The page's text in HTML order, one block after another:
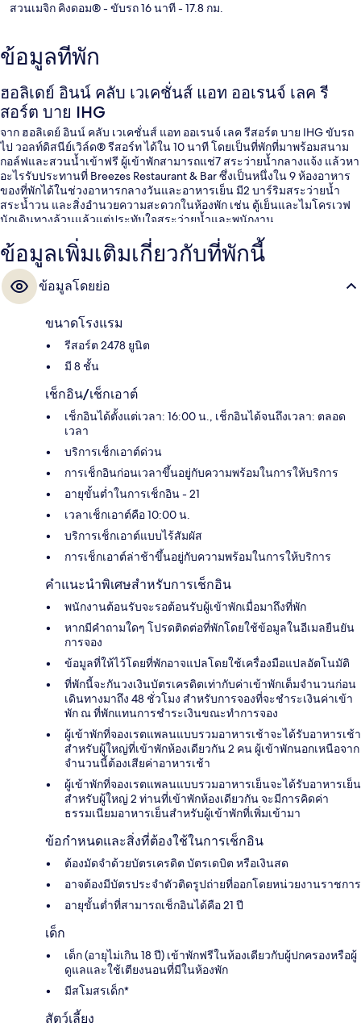
สวนเมจิก คิงดอม®- ขับรถ 16 นาที- 17.8 กม.
ข้อมูลที่พัก
ฮอลิเดย์ อินน์ คลับ เวเคชั่นส์ แอท ออเรนจ์ เลค รี
สอร์ต บาย IHG
จาก ฮอลิเดย์ อินน์ คลับ เวเคชั่นส์ แอท ออเรนจ์ เลค รีสอร์ต บาย IHG ขับรถ
ไป วอลท์ดิสนีย์เวิล์ด® รีสอร์ท ได้ใน 10 นาที โดยเป็นที่พักที่มาพร้อมสนาม
กอล์ฟและสวนน้ำเข้าฟรี ผู้เข้าพักสามารถแช่7 สระว่ายน้ำกลางแจ้ง แล้วหา
อะไรรับประทานที่ Breezes Restaurant & Bar ซึ่งเป็นหนึ่งใน 9 ห้องอาหาร
ของที่พักได้ในช่วงอาหารกลางวันและอาหารเย็น มี2 บาร์ริมสระว่ายน้ำ
สระน้ำวน และสิ่งอำนวยความสะดวกในห้องพัก เช่น ตู้เย็นและไมโครเวฟ
นักเดินทางล้วนแล้วแต่ประทับใจสระว่ายน้ำและพนักงาน
ข้อมูลเพิ่มเติมเกี่ยวกับที่พักนี้
ข้อมูลโดยย่อ
ขนาดโรงแรม
รีสอร์ต 2478 ยูนิต
มี 8 ชั้น
เช็กอิน/เช็กเอาต์
เช็กอินได้ตั้งแต่เวลา: 16:00 น., เช็กอินได้จนถึงเวลา: ตลอด
เวลา
บริการเช็กเอาต์ด่วน
การเช็กอินก่อนเวลาขึ้นอยู่กับความพร้อมในการให้บริการ
อายุขั้นต่ำในการเช็กอิน - 21
เวลาเช็กเอาต์คือ 10:00 น.
บริการเช็กเอาต์แบบไร้สัมผัส
การเช็กเอาต์ล่าช้าขึ้นอยู่กับความพร้อมในการให้บริการ
คำแนะนำพิเศษสำหรับการเช็กอิน
พนักงานต้อนรับจะรอต้อนรับผู้เข้าพักเมื่อมาถึงที่พัก
หากมีคำถามใดๆ โปรดติดต่อที่พักโดยใช้ข้อมูลในอีเมลยืนยัน
การจอง
ข้อมูลที่ให้ไว้โดยที่พักอาจแปลโดยใช้เครื่องมือแปลอัตโนมัติ
ที่พักนี้จะกันวงเงินบัตรเครดิตเท่ากับค่าเข้าพักเต็มจำนวนก่อน
เดินทางมาถึง 48 ชั่วโมง สำหรับการจองที่จะชำระเงินค่าเข้า
พัก ณ ที่พักแทนการชำระเงินขณะทำการจอง
ผู้เข้าพักที่จองเรตแพลนแบบรวมอาหารเช้าจะได้รับอาหารเช้า
สำหรับผู้ใหญ่ที่เข้าพักห้องเดียวกัน 2 คน ผู้เข้าพักนอกเหนือจาก
จำนวนนี้ต้องเสียค่าอาหารเช้า
ผู้เข้าพักที่จองเรตแพลนแบบรวมอาหารเย็นจะได้รับอาหารเย็น
สำหรับผู้ใหญ่ 2 ท่านที่เข้าพักห้องเดียวกัน จะมีการคิดค่า
ธรรมเนียมอาหารเย็นสำหรับผู้เข้าพักที่เพิ่มเข้ามา
ข้อกำหนดและสิ่งที่ต้องใช้ในการเช็กอิน
ต้องมัดจำด้วยบัตรเครดิต บัตรเดบิต หรือเงินสด
อาจต้องมีบัตรประจำตัวติดรูปถ่ายที่ออกโดยหน่วยงานราชการ
อายุขั้นต่ำที่สามารถเช็กอินได้คือ 21 ปี
เด็ก
เด็ก (อายุไม่เกิน 18 ปี) เข้าพักฟรีในห้องเดียวกับผู้ปกครองหรือผู้
ดูแลและใช้เตียงนอนที่มีในห้องพัก
มีสโมสรเด็ก*
สัตว์เลี้ยง